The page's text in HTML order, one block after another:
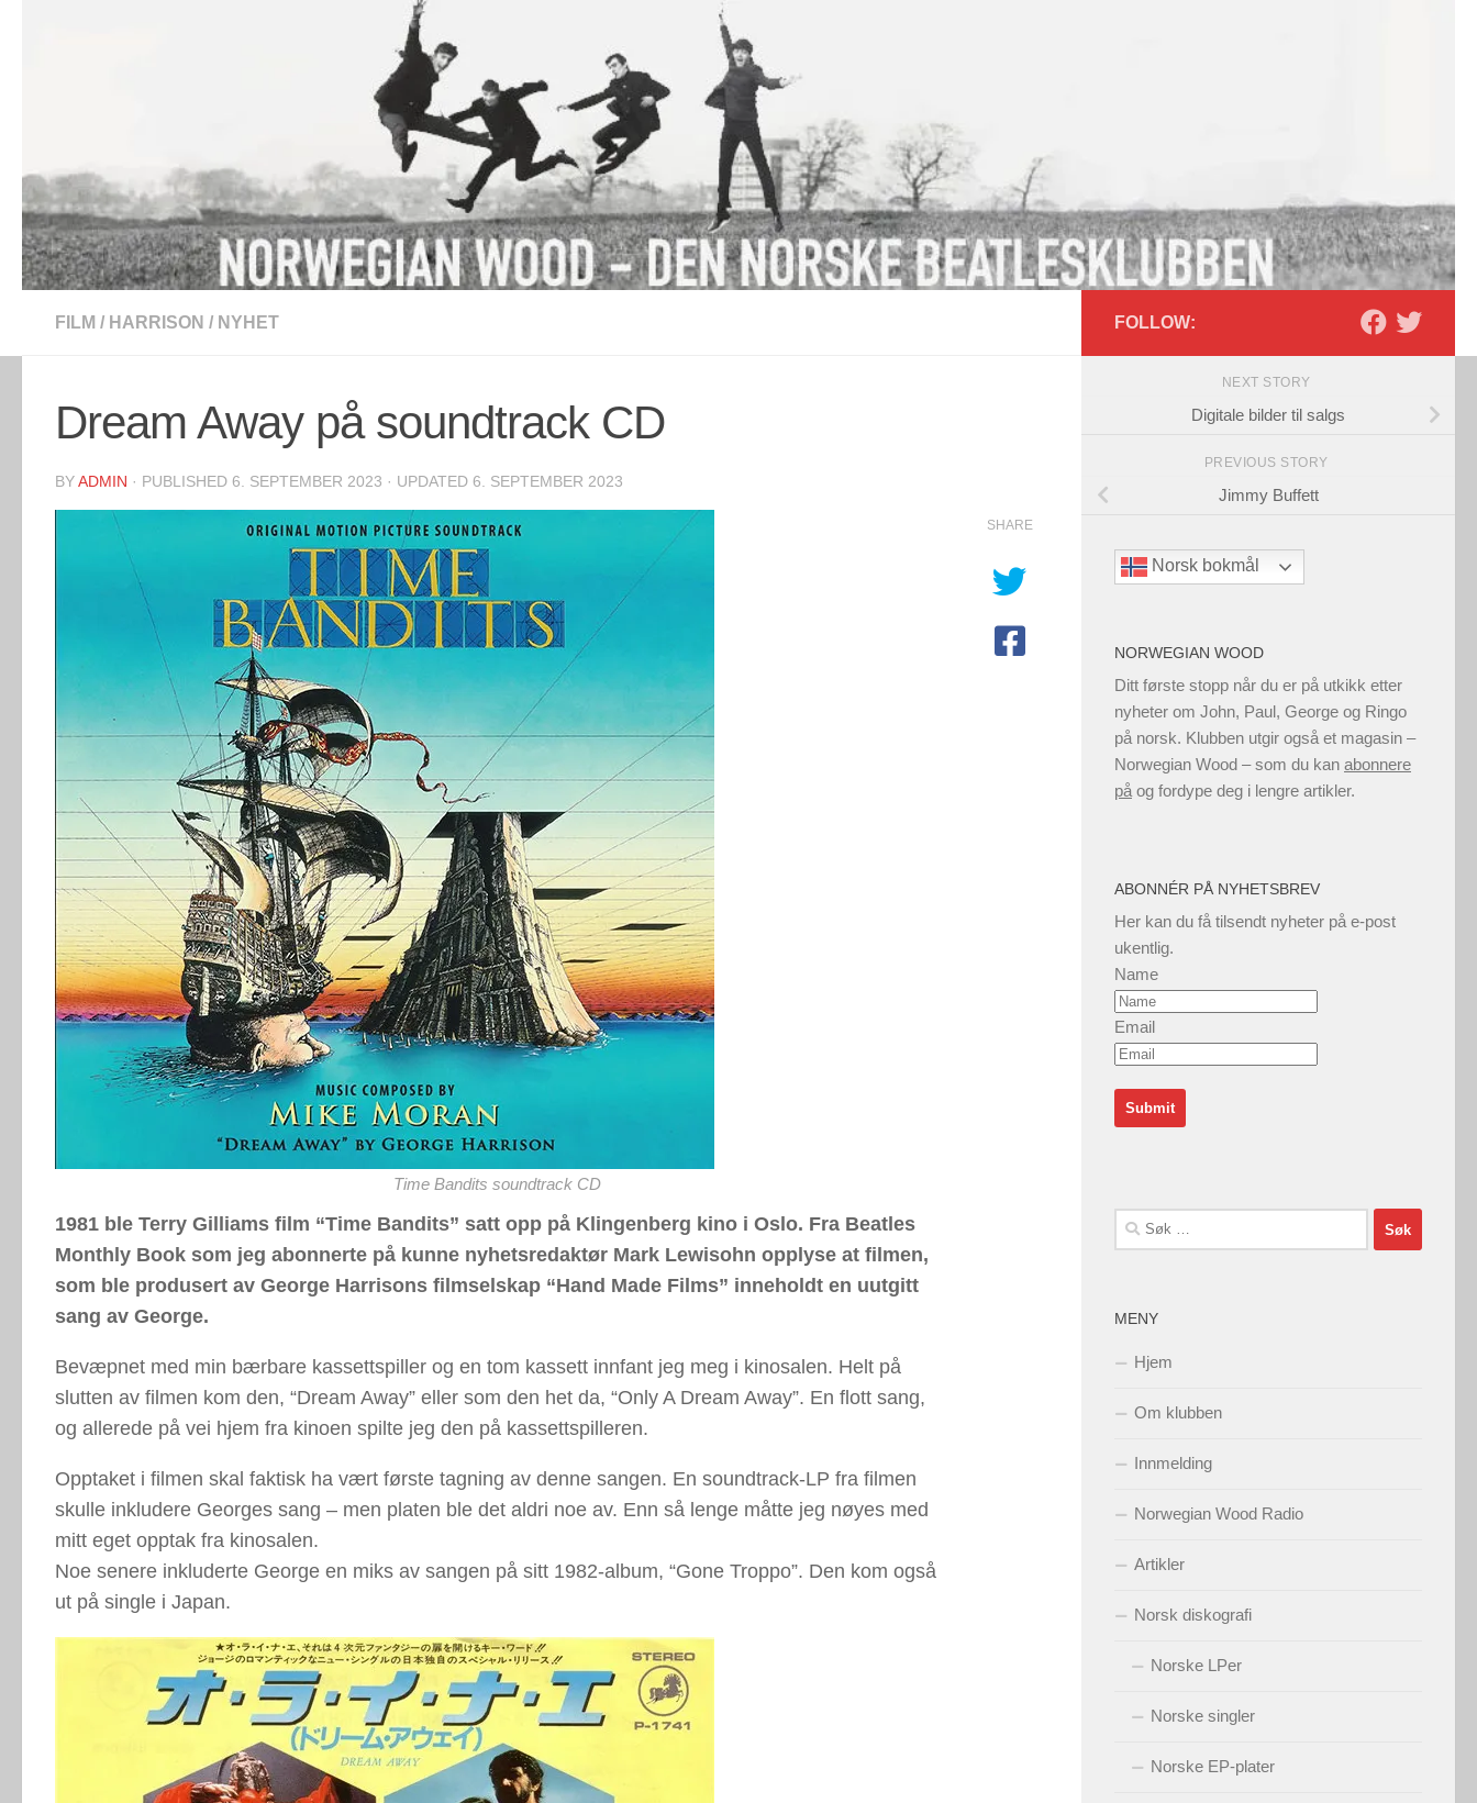
FILM / HARRISON / NYHET
Dream Away på soundtrack CD
BYADMIN · PUBLISHED 6. SEPTEMBER 2023 · UPDATED 6. SEPTEMBER 2023
Time Bandits soundtrack CD
1981 ble Terry Gilliams film “Time Bandits” satt opp på Klingenberg kino i Oslo. Fra Beatles
Monthly Book som jeg abonnerte på kunne nyhetsredaktør Mark Lewisohn opplyse at filmen,
som ble produsert av George Harrisons filmselskap “Hand Made Films” inneholdt en uutgitt
sang av George.
Bevæpnet med min bærbare kassettspiller og en tom kassett innfant jeg meg i kinosalen. Helt på
slutten av filmen kom den, “Dream Away” eller som den het da, “Only A Dream Away”. En flott sang,
og allerede på vei hjem fra kinoen spilte jeg den på kassettspilleren.
Opptaket i filmen skal faktisk ha vært første tagning av denne sangen. En soundtrack-LP fra filmen
skulle inkludere Georges sang – men platen ble det aldri noe av. Enn så lenge måtte jeg nøyes med
mitt eget opptak fra kinosalen.
Noe senere inkluderte George en miks av sangen på sitt 1982-album, “Gone Troppo”. Den kom også
ut på single i Japan.
SHARE
FOLLOW:
NEXT STORY
Digitale bilder til salgs
PREVIOUS STORY
Jimmy Buffett
Norsk bokmål
NORWEGIAN WOOD
Ditt første stopp når du er på utkikk etter
nyheter om John, Paul, George og Ringo
på norsk. Klubben utgir også et magasin –
Norwegian Wood – som du kan abonnere
på og fordype deg i lengre artikler.
ABONNÉR PÅ NYHETSBREV
Her kan du få tilsendt nyheter på e-post
ukentlig.
Name
Email
Søk
etter:
MENY
Hjem
Om klubben
Innmelding
Norwegian Wood Radio
Artikler
Norsk diskografi
Norske LPer
Norske singler
Norske EP-plater